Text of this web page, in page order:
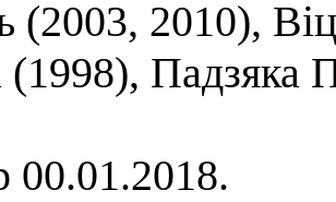
(2003, 2010),
(1998), Падзяка